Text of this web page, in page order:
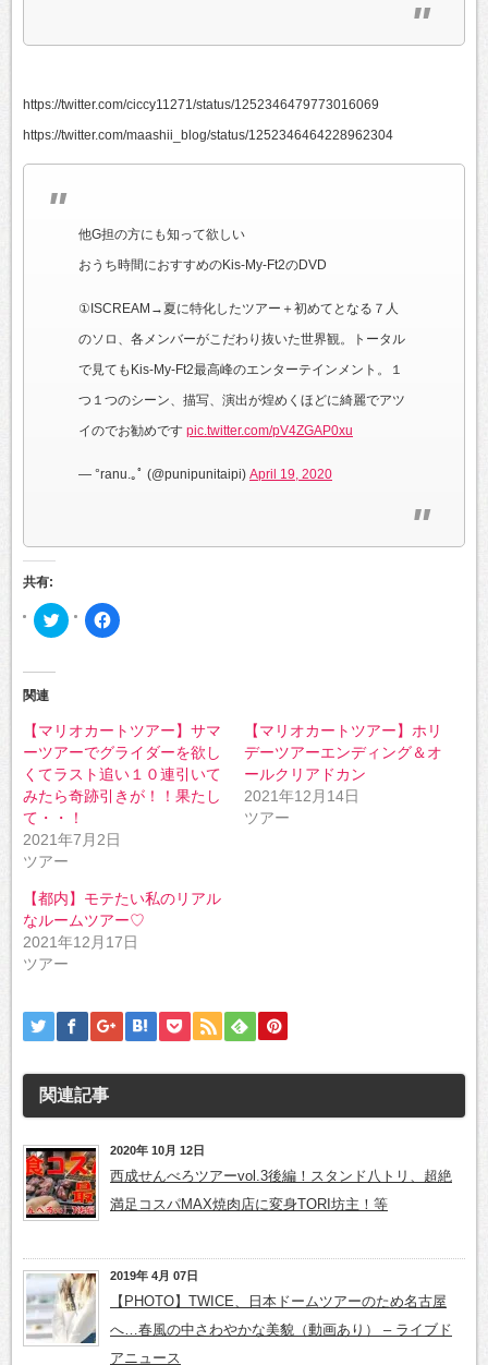
https://twitter.com/ciccy11271/status/1252346479773016069
https://twitter.com/maashii_blog/status/1252346464228962304
他G担の方にも知って欲しい
おうち時間におすすめのKis-My-Ft2のDVD
①ISCREAM→夏に特化したツアー＋初めてとなる７人
のソロ、各メンバーがこだわり抜いた世界観。トータル
で見てもKis-My-Ft2最高峰のエンターテインメント。１
つ１つのシーン、描写、演出が煌めくほどに綺麗でアツ
イのでお勧めです pic.twitter.com/pV4ZGAP0xu
— °ranu.｡ﾟ (@punipunitaipi) April 19, 2020
共有:
ク
リ
共
有
(新
い
ウ
ィ
ン
ウ
で
開
ま
す)
Facebook
で
ク
リ
ッ
ク
し
て
く
い
(新
ウ
ィ
ン
ウ
す)
関連
【マリオカートツアー】サマ
ーツアーでグライダーを欲し
くてラスト追い１０連引いて
みたら奇跡引きが！！果たし
て・・！
2021年7月2日
ツアー
【マリオカートツアー】ホリ
デーツアーエンディング＆オ
ールクリアドカン
2021年12月14日
ツアー
【都内】モテたい私のリアル
なルームツアー♡
2021年12月17日
ツアー
関連記事
2020年 10月 12日
西成せんべろツアーvol.3後編！スタンド八トリ、超絶
満足コスパMAX焼肉店に変身TORI坊主！等
2019年 4月 07日
【PHOTO】TWICE、日本ドームツアーのため名古屋
へ…春風の中さわやかな美貌（動画あり） – ライブド
アニュース